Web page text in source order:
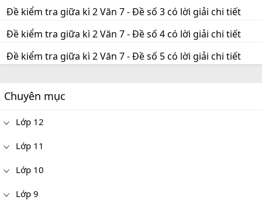
Đề kiểm tra giữa kì 2 Văn 7 - Đề số 3 có lời giải chi tiết
Đề kiểm tra giữa kì 2 Văn 7 - Đề số 4 có lời giải chi tiết
Đề kiểm tra giữa kì 2 Văn 7 - Đề số 5 có lời giải chi tiết
Chuyên mục
Lớp 12
Lớp 11
Lớp 10
Lớp 9